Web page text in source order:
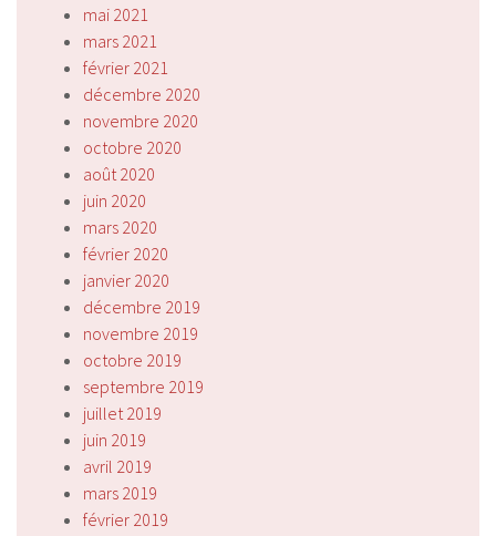
mai 2021
mars 2021
février 2021
décembre 2020
novembre 2020
octobre 2020
août 2020
juin 2020
mars 2020
février 2020
janvier 2020
décembre 2019
novembre 2019
octobre 2019
septembre 2019
juillet 2019
juin 2019
avril 2019
mars 2019
février 2019